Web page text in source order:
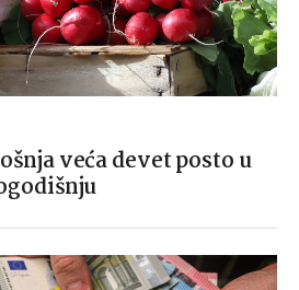
veća devet posto u